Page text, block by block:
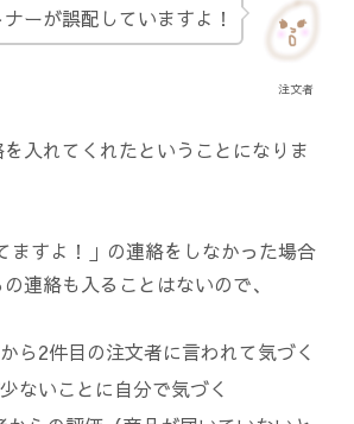
注文者
ーが誤配していますよ！
を入れてくれたということになりま
ますよ！」の連絡をしなかった場合
の連絡も入ることはないので、
ら2件目の注文者に言われて気づく
ないことに自分で気づく